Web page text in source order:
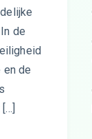
de
en de